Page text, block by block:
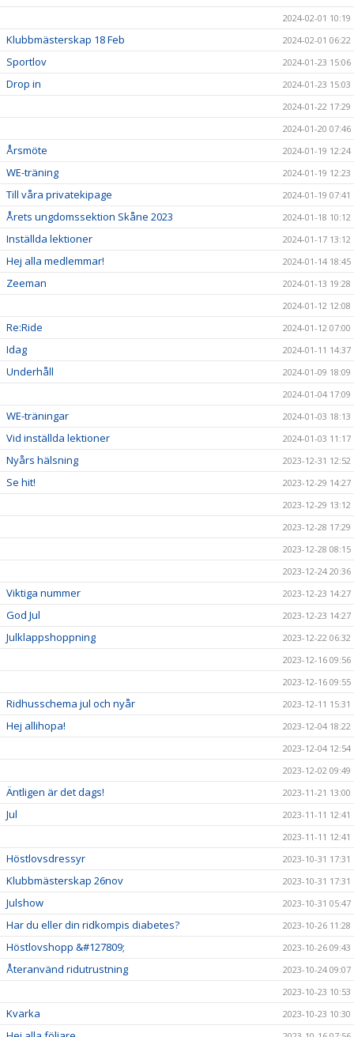
2024-02-01 10:19
Klubbmästerskap 18 Feb 2024-02-01 06:22
Sportlov 2024-01-23 15:06
Drop in
2024-01-23 15:03
2024-01-22 17:29
2024-01-20 07:46
Årsmöte 2024-01-19 12:24
WE-träning 2024-01-19 12:23
Till våra privatekipage 2024-01-19 07:41
Årets ungdomssektion Skåne 2023 2024-01-18 10:12
Inställda lektioner 2024-01-17 13:12
Hej alla medlemmar! 2024-01-14 18:45
Zeeman
2024-01-13 19:28
2024-01-12 12:08
Re:Ride 2024-01-12 07:00
Idag 2024-01-11 14:37
Underhåll
2024-01-09 18:09
2024-01-04 17:09
WE-träningar 2024-01-03 18:13
Vid inställda lektioner 2024-01-03 11:17
Nyårs hälsning 2023-12-31 12:52
Se hit!
2023-12-29 14:27
2023-12-29 13:12
2023-12-28 17:29
2023-12-28 08:15
2023-12-24 20:36
Viktiga nummer 2023-12-23 14:27
God Jul 2023-12-23 14:27
Julklappshoppning
2023-12-22 06:32
2023-12-16 09:56
2023-12-16 09:55
Ridhusschema jul och nyår 2023-12-11 15:31
Hej allihopa!
2023-12-04 18:22
2023-12-04 12:54
2023-12-02 09:49
Äntligen är det dags! 2023-11-21 13:00
Jul
2023-11-11 12:41
2023-11-11 12:41
Höstlovsdressyr 2023-10-31 17:31
Klubbmästerskap 26nov 2023-10-31 17:31
Julshow 2023-10-31 05:47
Har du eller din ridkompis diabetes? 2023-10-26 11:28
Höstlovshopp &#127809; 2023-10-26 09:43
Återanvänd ridutrustning
2023-10-24 09:07
2023-10-23 10:53
Kvarka 2023-10-23 10:30